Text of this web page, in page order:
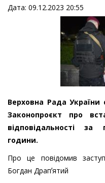
Дата: 09.12.2023 20:55
Верховна Рада
Законопроєкт про
відповідальності за
години.
Про це повідомив
Богдан Драпʼятий